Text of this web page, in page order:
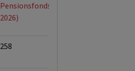
Pensionsfonds (Stand April
2026)
258